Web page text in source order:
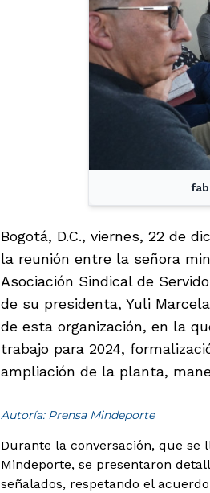
Bogotá, D.C., viernes, 22 de
la reunión entre la señora
Asociación Sindical de
de su presidenta, Yuli
de esta organización, en la
trabajo para 2024,
ampliación de la planta,
Autoría: Prensa Mindeporte
Durante la conversación, que se
Mindeporte, se presentaron
señalados, respetando el